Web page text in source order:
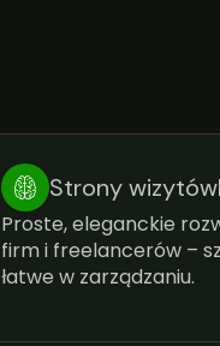
Strony
Proste, eleganckie
firm i freelancerów –
łatwe w zarządzaniu.